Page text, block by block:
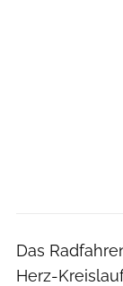
Das
Herz-